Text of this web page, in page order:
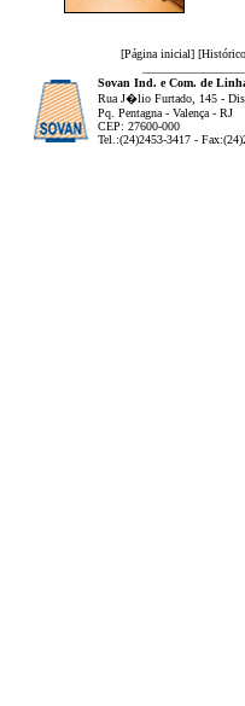
[Página inicial] [Histórico
Sovan Ind. e Com. de
Rua J�lio Furtado, 145 -
Pq. Pentagna - Valença - RJ
CEP: 27600-000
Tel.:(24)2453-3417 -